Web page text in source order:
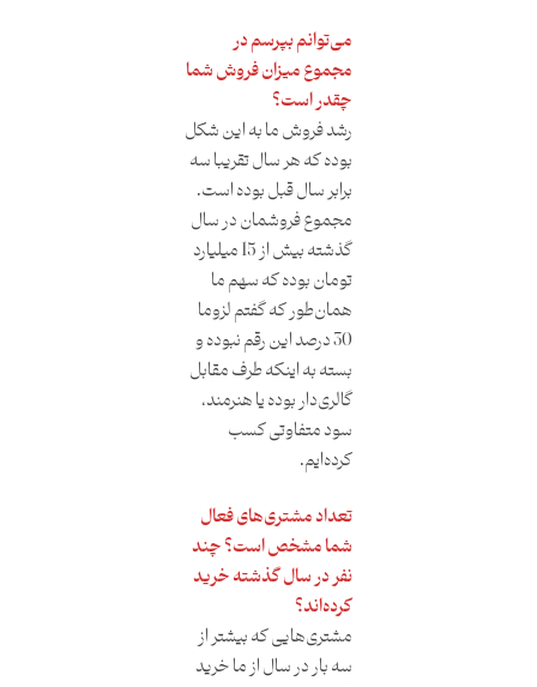
می‌توانم بپرسم در
مجموع میزان فروش شما
چقدر است؟
رشد فروش ما به این شکل
بوده که هر سال تقریبا سه
برابر سال قبل بوده است.
مجموع فروشمان در سال
گذشته بیش از 15 میلیارد
تومان بوده که سهم ما
همان‌طور که گفتم لزوما
30 درصد این رقم نبوده و
بسته به اینکه طرف مقابل
گالری‌دار بوده یا هنرمند،
سود متفاوتی کسب
کرده‌ایم.
تعداد مشتری‌های فعال
شما مشخص است؟ چند
نفر در سال گذشته خرید
کرده‌اند؟
مشتری‌هایی که بیشتر از
سه بار در سال از ما خرید